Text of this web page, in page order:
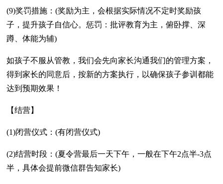
(9)奖罚措施：(奖励为主，会根据实际情况不定时奖励孩
子，提升孩子自信心。惩罚：批评教育为主，俯卧撑、深
蹲、体能为辅)
如孩子不服从管教，我们会先向家长沟通我们的管理方案，
得到家长的同意后，按新的方案执行，以确保孩子参训都能
达到预期效果！
【结营】
(1)闭营仪式：(有闭营仪式)
(2)结营时段：(夏令营最后一天下午，一般在下午2点半-3点
半，具体会提前微信群告知家长)